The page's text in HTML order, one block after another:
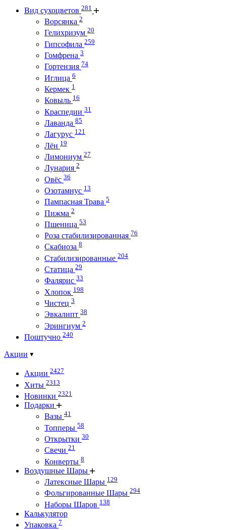
Вид сухоцветов 281
Ворсянка 2
Гелихризум 20
Гипсофила 259
Гомфрена 3
Гортензия 74
Иглица 6
Кермек 1
Ковыль 16
Краспедии 31
Лаванда 85
Лагурус 121
Лён 19
Лимониум 27
Лунария 2
Овёс 36
Озотамнус 13
Пампасная Трава 5
Пижма 2
Пшеница 53
Роза стабилизированная 76
Скабиоза 8
Стабилизированные 204
Статица 29
Фалярис 33
Хлопок 198
Чистец 3
Эвкалипт 38
Эрингиум 2
Поштучно 240
Акции
Акции 2427
Хиты 2313
Новинки 2321
Подарки
Вазы 41
Топперы 58
Открытки 30
Свечи 21
Конверты 8
Воздушные Шары
Латексные Шары 129
Фольгированные Шары 294
Наборы Шаров 138
Калькулятор
Упаковка 7